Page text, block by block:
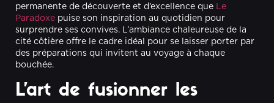
permanente de découverte et d’excellence que Le
Paradoxe puise son inspiration au quotidien pour
surprendre ses convives. L’ambiance chaleureuse de la
cité côtière offre le cadre idéal pour se laisser porter par
des préparations qui invitent au voyage à chaque
bouchée.
L’art de fusionner les